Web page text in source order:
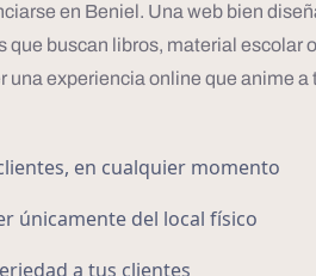
en Beniel. Una web bien
buscan libros, material escolar
experiencia online que anime a
en cualquier momento
únicamente del local físico
a tus clientes